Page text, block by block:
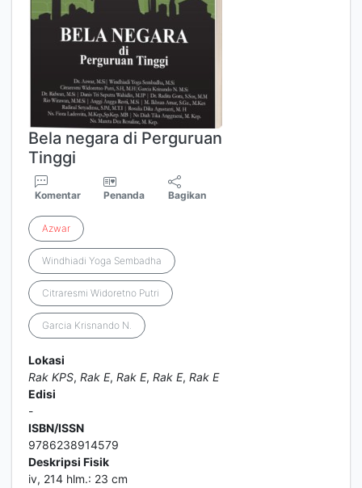
Bela negara di Perguruan
Tinggi
Komentar Penanda Bagikan
Azwar
Windhiadi Yoga Sembadha
Citraresmi Widoretno Putri
Garcia Krisnando N.
Lokasi
Rak KPS, Rak E, Rak E, Rak E, Rak E
Edisi
-
ISBN/ISSN
9786238914579
Deskripsi Fisik
iv, 214 hlm.: 23 cm